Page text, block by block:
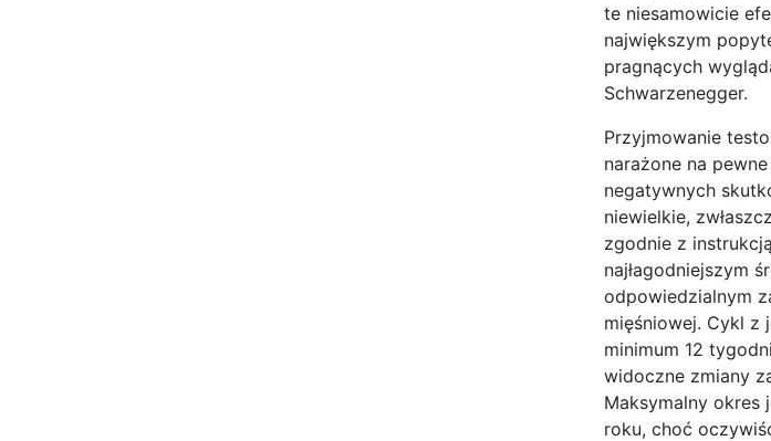
te niesamowicie
największym
pragnących
Schwarzenegger.
Przyjmowanie
narażone na
negatywnych
niewielkie,
zgodnie z
najłagodniejszym
odpowiedzialnym
mięśniowej. Cykl z
minimum 12
widoczne zmiany
Maksymalny okres
roku, choć